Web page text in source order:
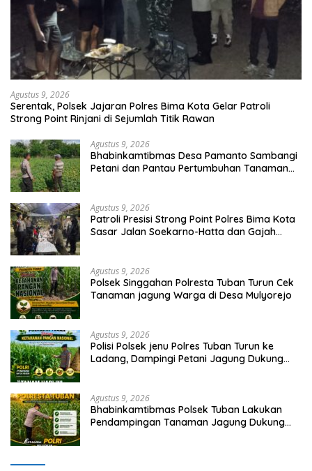
Agustus 9, 2026
Serentak, Polsek Jajaran Polres Bima Kota Gelar Patroli
Strong Point Rinjani di Sejumlah Titik Rawan
Agustus 9, 2026
Bhabinkamtibmas Desa Pamanto Sambangi
Petani dan Pantau Pertumbuhan Tanaman
Agustus 9, 2026
Patroli Presisi Strong Point Polres Bima Kota
Sasar Jalan Soekarno-Hatta dan Gajah
Agustus 9, 2026
Polsek Singgahan Polresta Tuban Turun Cek
Tanaman jagung Warga di Desa Mulyorejo
Agustus 9, 2026
Polisi Polsek jenu Polres Tuban Turun ke
Ladang, Dampingi Petani Jagung Dukung
Agustus 9, 2026
Bhabinkamtibmas Polsek Tuban Lakukan
Pendampingan Tanaman Jagung Dukung